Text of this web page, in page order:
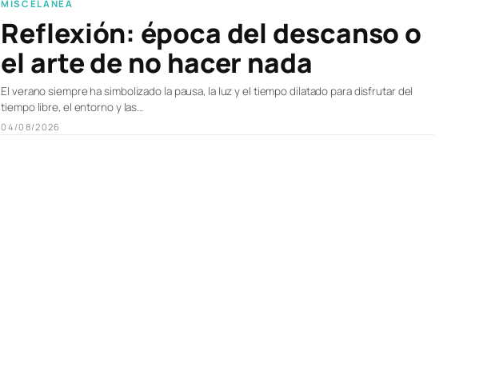
MISCELÁNEA
Reflexión: época del descanso o
el arte de no hacer nada
El verano siempre ha simbolizado la pausa, la luz y el tiempo dilatado para disfrutar del
tiempo libre, el entorno y las…
04/08/2026